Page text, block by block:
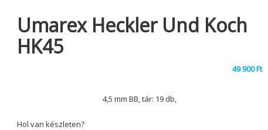
Umarex Heckler Und Koch
HK45
49 900Ft
4,5 mm BB, tár: 19 db,
Hol van készleten?